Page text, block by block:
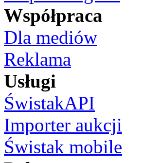
Współpraca
Dla mediów
Reklama
Usługi
ŚwistakAPI
Importer aukcji
Świstak mobile